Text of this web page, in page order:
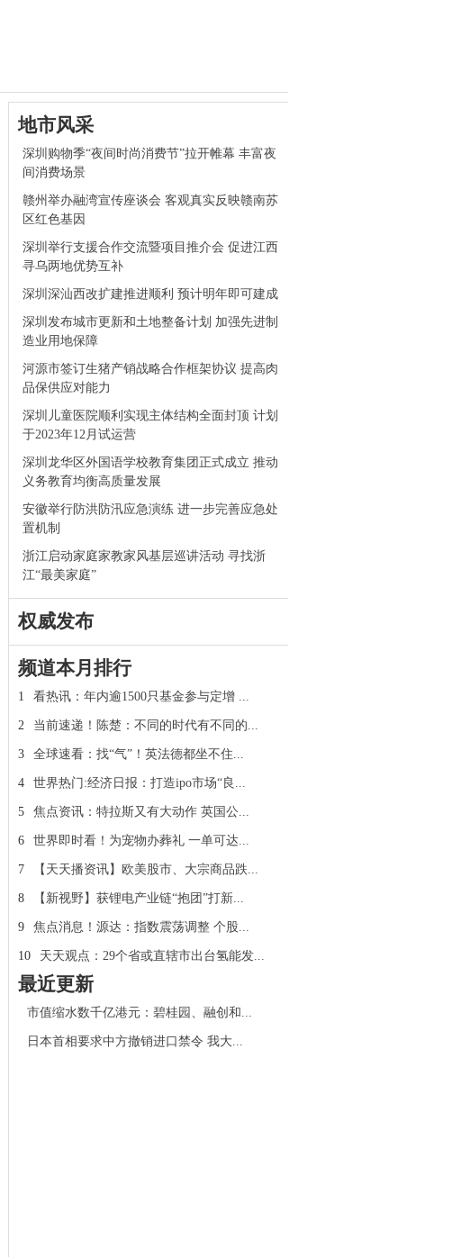
地市风采
深圳购物季“夜间时尚消费节”拉开帷幕 丰富夜
间消费场景
赣州举办融湾宣传座谈会 客观真实反映赣南苏
区红色基因
深圳举行支援合作交流暨项目推介会 促进江西
寻乌两地优势互补
深圳深汕西改扩建推进顺利 预计明年即可建成
深圳发布城市更新和土地整备计划 加强先进制
造业用地保障
河源市签订生猪产销战略合作框架协议 提高肉
品保供应对能力
深圳儿童医院顺利实现主体结构全面封顶 计划
于2023年12月试运营
深圳龙华区外国语学校教育集团正式成立 推动
义务教育均衡高质量发展
安徽举行防洪防汛应急演练 进一步完善应急处
置机制
浙江启动家庭家教家风基层巡讲活动 寻找浙
江“最美家庭”
权威发布
频道本月排行
1 看热讯：年内逾1500只基金参与定增 ...
2 当前速递！陈楚：不同的时代有不同的...
3 全球速看：找“气”！英法德都坐不住...
4 世界热门:经济日报：打造ipo市场“良...
5 焦点资讯：特拉斯又有大动作 英国公...
6 世界即时看！为宠物办葬礼 一单可达...
7 【天天播资讯】欧美股市、大宗商品跌...
8 【新视野】获锂电产业链“抱团”打新...
9 焦点消息！源达：指数震荡调整 个股...
10 天天观点：29个省或直辖市出台氢能发...
最近更新
市值缩水数千亿港元：碧桂园、融创和...
日本首相要求中方撤销进口禁令 我大...